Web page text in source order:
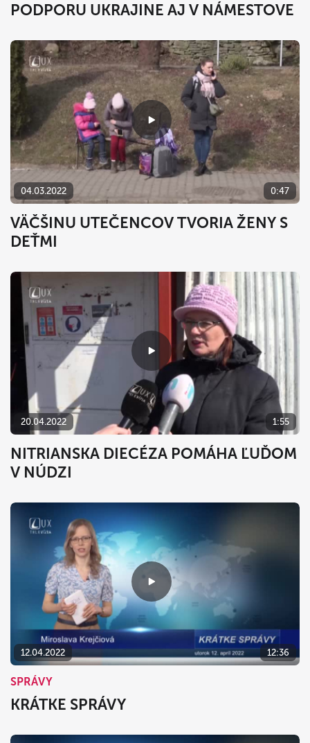
PODPORU UKRAJINE AJ V NÁMESTOVE
04.03.2022 0:47
VÄČŠINU UTEČENCOV TVORIA ŽENY S
DEŤMI
20.04.2022 1:55
NITRIANSKA DIECÉZA POMÁHA ĽUĎOM
V NÚDZI
12.04.2022 12:36
SPRÁVY
KRÁTKE SPRÁVY